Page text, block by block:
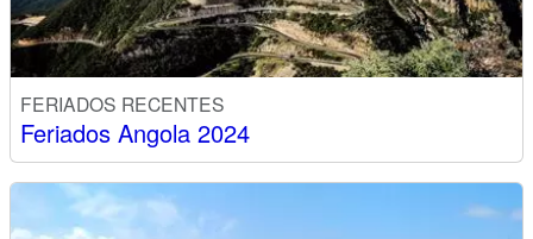
FERIADOS RECENTES
Feriados Angola 2024